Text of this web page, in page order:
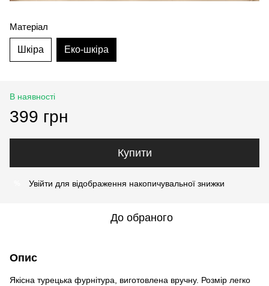
Матеріал
Шкіра Еко-шкіра
В наявності
399 грн
Купити
Увійти для відображення накопичувальної знижки
До обраного
Опис
Якісна турецька фурнітура, виготовлена вручну. Розмір легко